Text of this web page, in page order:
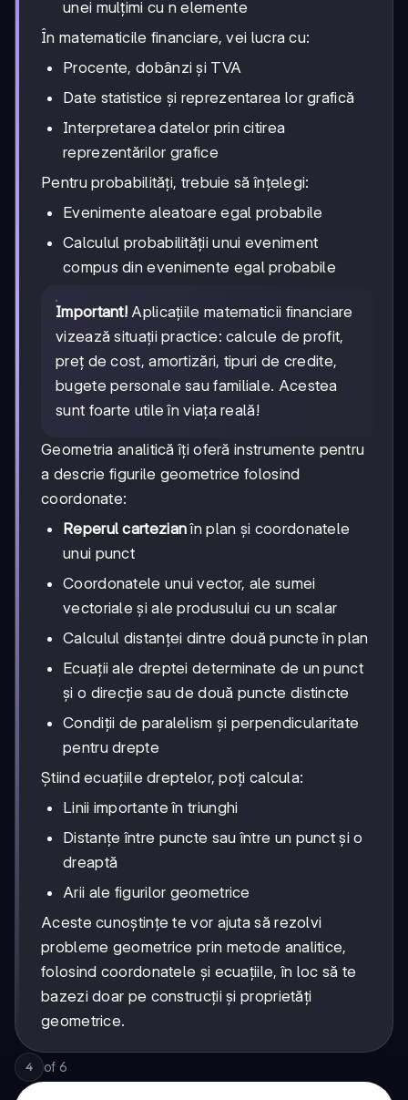
unei mulțimi cu n elemente
În matematicile financiare, vei lucra cu:
Procente, dobânzi și TVA
Date statistice și reprezentarea lor grafică
Interpretarea datelor prin citirea
reprezentărilor grafice
Pentru probabilități, trebuie să înțelegi:
Evenimente aleatoare egal probabile
Calculul probabilității unui eveniment
compus din evenimente egal probabile
Important! Aplicațiile matematicii financiare
vizează situații practice: calcule de profit,
preț de cost, amortizări, tipuri de credite,
bugete personale sau familiale. Acestea
sunt foarte utile în viața reală!
Geometria analitică îți oferă instrumente pentru
a descrie figurile geometrice folosind
coordonate:
Reperul cartezianîn plan și coordonatele
unui punct
Coordonatele unui vector, ale sumei
vectoriale și ale produsului cu un scalar
Calculul distanței dintre două puncte în plan
Ecuații ale dreptei determinate de un punct
și o direcție sau de două puncte distincte
Condiții de paralelism și perpendicularitate
pentru drepte
Știind ecuațiile dreptelor, poți calcula:
Linii importante în triunghi
Distanțe între puncte sau între un punct și o
dreaptă
Arii ale figurilor geometrice
Aceste cunoștințe te vor ajuta să rezolvi
probleme geometrice prin metode analitice,
folosind coordonatele și ecuațiile, în loc să te
bazezi doar pe construcții și proprietăți
geometrice.
4 of 6